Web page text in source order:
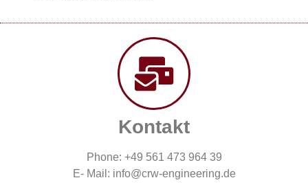
Kontakt
Phone: +49 561 473 964 39
E- Mail: info@crw-engineering.de